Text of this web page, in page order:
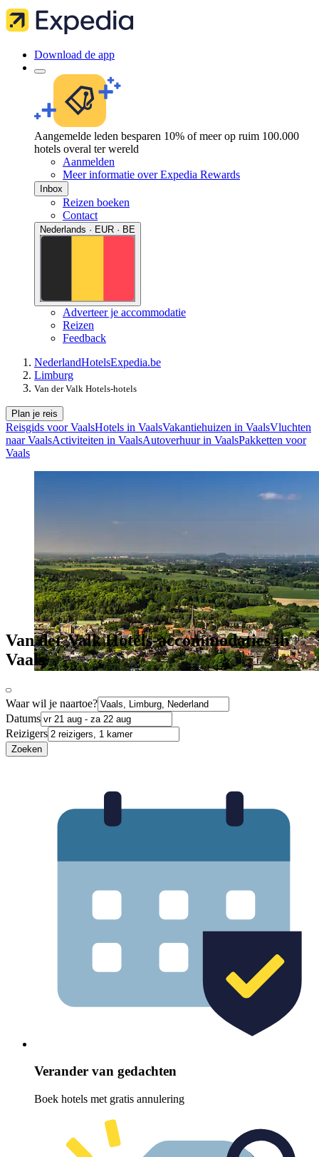
Download de app
Aangemelde leden besparen 10% of meer op ruim 100.000
hotels overal ter wereld
Aanmelden
Meer informatie over Expedia Rewards
Inbox
Reizen boeken
Contact
Nederlands · EUR · BE
Adverteer je accommodatie
Reizen
Feedback
NederlandHotelsExpedia.be
Limburg
Van der Valk Hotels-hotels
Plan je reis
Reisgids voor VaalsHotels in VaalsVakantiehuizen in VaalsVluchten
naar VaalsActiviteiten in VaalsAutoverhuur in VaalsPakketten voor
Vaals
Van der Valk Hotels-accommodaties in
Vaals
Waar wil je naartoe?
Datums
Reizigers
Zoeken
Verander van gedachten
Boek hotels met gratis annulering